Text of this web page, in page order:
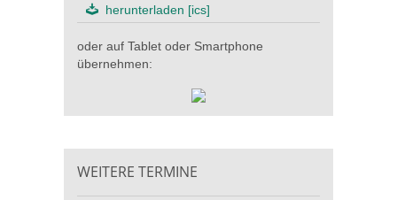
herunterladen [ics]
oder auf Tablet oder Smartphone
übernehmen:
WEITERE TERMINE